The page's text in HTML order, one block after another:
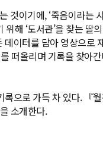
이기에, ‘죽음이라는
해 ‘도서관’을 찾는 딸
이터를 담아 영상으로
떠올리며 기록을 찾아
으로 가득 차 있다. 『
소개한다.